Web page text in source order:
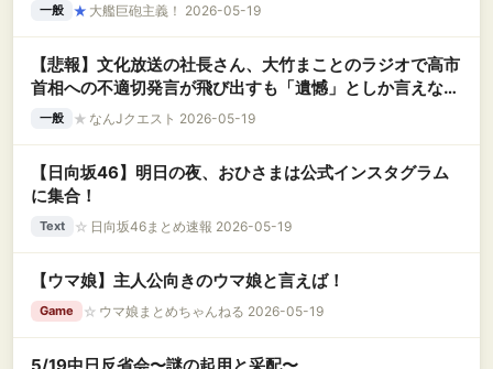
一般 ★ 大艦巨砲主義！ 2026-05-19
【悲報】文化放送の社長さん、大竹まことのラジオで高市
首相への不適切発言が飛び出すも「遺憾」としか言えな
い・・・・・・・・・
一般 ★ なんJクエスト 2026-05-19
【日向坂46】明日の夜、おひさまは公式インスタグラム
に集合！
Text ☆ 日向坂46まとめ速報 2026-05-19
【ウマ娘】主人公向きのウマ娘と言えば！
Game ☆ ウマ娘まとめちゃんねる 2026-05-19